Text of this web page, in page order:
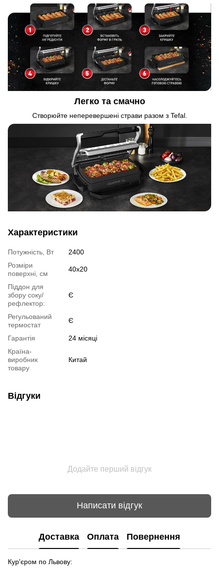
Легко та смачно
Створюйте неперевершені страви разом з Tefal.
Характеристики
Потужність, Вт
2400
Розміри
поверхні, см
40x20
Піддон для
збору соку/
рефлектор:
Є
Регульований
термостат
Є
Гарантія
24 місяці
Країна-
виробник
товару
Китай
Відгуки
Додайте перший відгук
Написати відгук
Доставка Оплата Повернення
Кур'єром по Львову: